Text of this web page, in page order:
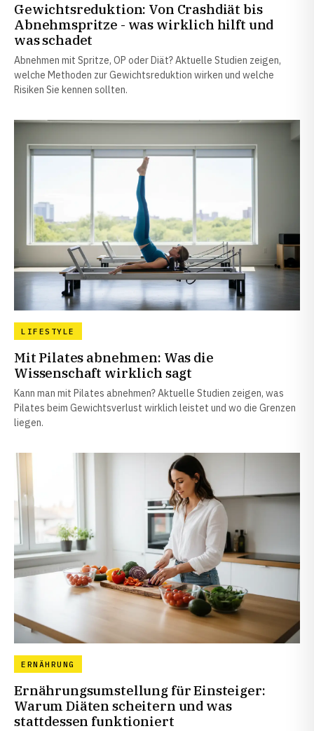
Gewichtsreduktion: Von Crashdiät bis
Abnehmspritze - was wirklich hilft und
was schadet
Abnehmen mit Spritze, OP oder Diät? Aktuelle Studien zeigen,
welche Methoden zur Gewichtsreduktion wirken und welche
Risiken Sie kennen sollten.
LIFESTYLE
Mit Pilates abnehmen: Was die
Wissenschaft wirklich sagt
Kann man mit Pilates abnehmen? Aktuelle Studien zeigen, was
Pilates beim Gewichtsverlust wirklich leistet und wo die Grenzen
liegen.
ERNÄHRUNG
Ernährungsumstellung für Einsteiger:
Warum Diäten scheitern und was
stattdessen funktioniert